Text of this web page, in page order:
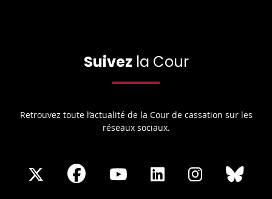
Suivez la Cour
Retrouvez toute l’actualité de la Cour de cassation sur les
réseaux sociaux.
ShareShare
Share
Share
Share